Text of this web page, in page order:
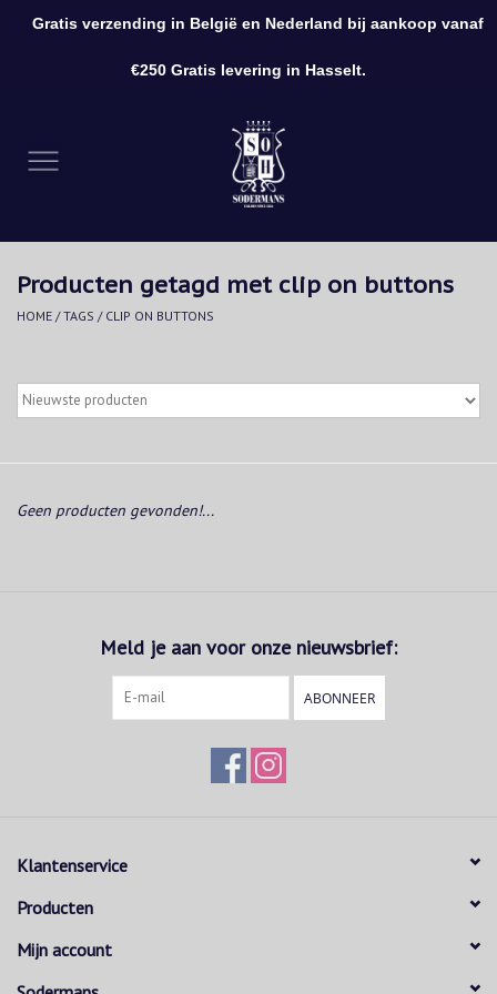
Kleding
Accessoires
Producten getagd met clip on buttons
HOME /TAGS / CLIP ON BUTTONS
Geen producten gevonden!...
Meld je aan voor onze nieuwsbrief:
ABONNEER
Klantenservice
Producten
Mijn account
Gratis verzending in België en Nederland bij aankoop vanaf
€250 Gratis levering in Hasselt.